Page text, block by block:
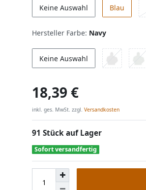
Keine Auswahl Blau
Hersteller Farbe: Navy
Keine Auswahl
18,39 €
inkl. ges. MwSt. zzgl. Versandkosten
91 Stück auf Lager
Sofort versandfertig